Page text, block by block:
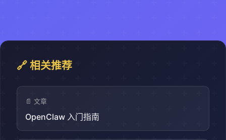
🔗 相关推荐
📄 文章
OpenClaw 入门指南